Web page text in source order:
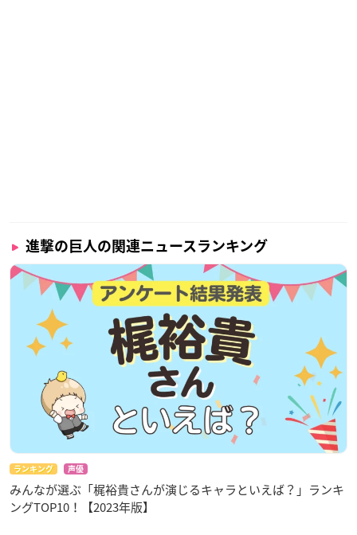
Top note
ラベンダー、ベルガモット
Middle note
オスマンサス、セダーウッド、ムスク、サンダルウッド、
ジャスミン
Last note
パチョリ、バニラ、オークモス、ウッディー、アンバー、
ベチバー、アガーウッド
【使用上のご注意】
●お肌に合わない場合は、ご使用は避けてください。
●傷・湿疹・はれもの等、お肌の異常のある部位にはお使
進撃の巨人の関連ニュースランキング
ランキング 声優
みんなが選ぶ「梶裕貴さんが演じるキャラといえば？」ランキ
ングTOP10！【2023年版】